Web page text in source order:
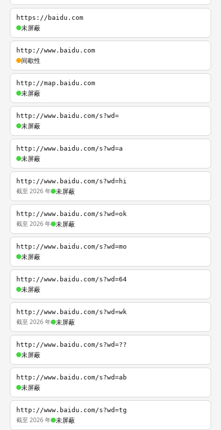
https://baidu.com
未屏蔽
http://www.baidu.com
间歇性
http://map.baidu.com
未屏蔽
http://www.baidu.com/s?wd=
未屏蔽
http://www.baidu.com/s?wd=a
未屏蔽
http://www.baidu.com/s?wd=hi
截至 2026 年 未屏蔽
http://www.baidu.com/s?wd=ok
截至 2026 年 未屏蔽
http://www.baidu.com/s?wd=mo
未屏蔽
http://www.baidu.com/s?wd=64
未屏蔽
http://www.baidu.com/s?wd=wk
截至 2026 年 未屏蔽
http://www.baidu.com/s?wd=??
未屏蔽
http://www.baidu.com/s?wd=ab
未屏蔽
http://www.baidu.com/s?wd=tg
截至 2026 年 未屏蔽